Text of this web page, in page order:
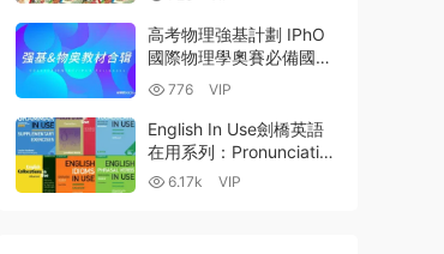
電子書+PPT+MP3音頻
百度網盤
高考物理強基計劃 IPhO
國際物理學奧賽必備國内
外教材PDF資源合輯 百度
網盤
776 VIP
English In Use劍橋英語
在用系列：Pronunciation
Grammar Vocabulary
6.17k VIP